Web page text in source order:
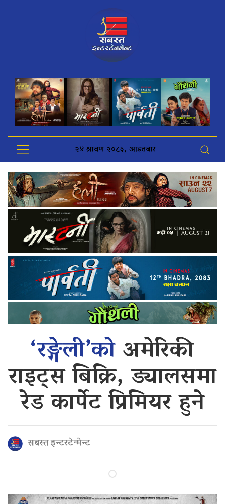
२४ श्रावण २०८३, आइतबार
‘रङ्गेली’कोअमेरिकी
राइट्स बिक्रि, ड्यालसमा
रेड कार्पेट प्रिमियर हुने
सबस्त इन्टरटेन्मेन्ट